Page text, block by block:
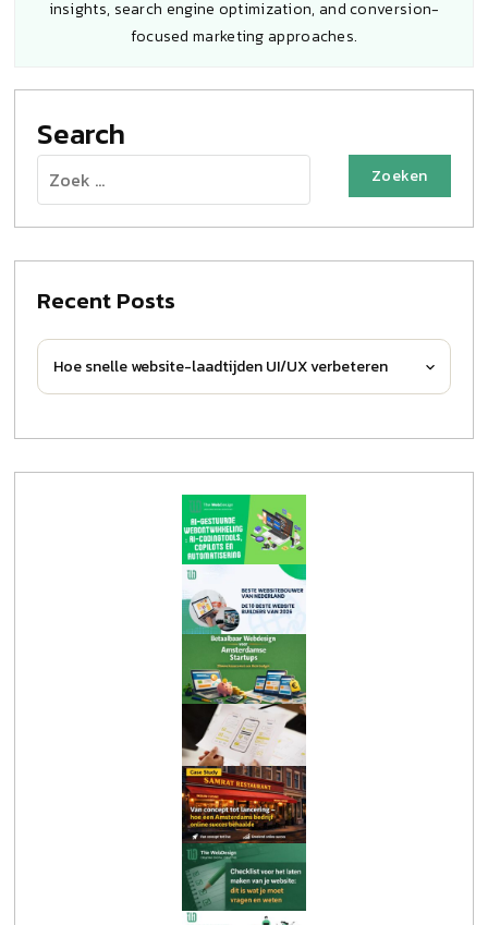
insights, search engine optimization, and conversion-
focused marketing approaches.
Search
Zoeken
naar:
Recent Posts